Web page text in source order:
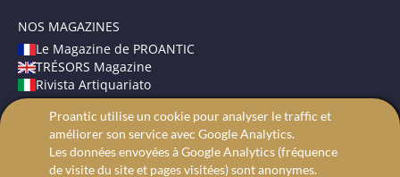
NOS MAGAZINES
Le Magazine de PROANTIC
TRÉSORS Magazine
Rivista Artiquariato
CONDITIONS GÉNÉRALES
Mentions légales
Protection des données
Proantic utilise un cookie pour analyser le traffic et
améliorer son service avec Google Analytics.
Les données envoyées à Google Analytics (fréquence
de visite du site et pages visitées) sont anonymes.